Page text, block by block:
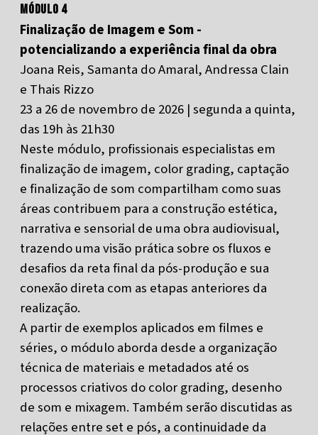
Módulo 4
Finalização de Imagem e Som -
potencializando a experiência final da obra
Joana Reis, Samanta do Amaral, Andressa Clain
e Thais Rizzo
23 a 26 de novembro de 2026 | segunda a quinta,
das 19h às 21h30
Neste módulo, profissionais especialistas em
finalização de imagem, color grading, captação
e finalização de som compartilham como suas
áreas contribuem para a construção estética,
narrativa e sensorial de uma obra audiovisual,
trazendo uma visão prática sobre os fluxos e
desafios da reta final da pós-produção e sua
conexão direta com as etapas anteriores da
realização.
A partir de exemplos aplicados em filmes e
séries, o módulo aborda desde a organização
técnica de materiais e metadados até os
processos criativos do color grading, desenho
de som e mixagem. Também serão discutidas as
relações entre set e pós, a continuidade da